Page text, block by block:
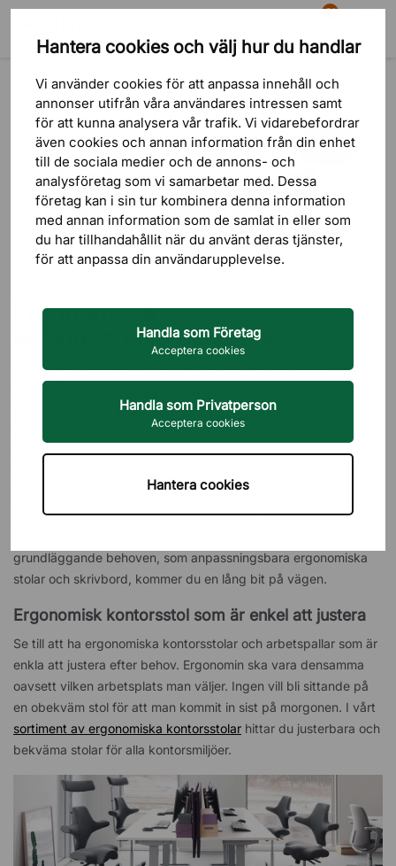
Hantera cookies och välj hur du handlar
Vi använder cookies för att anpassa innehåll och
annonser utifrån våra användares intressen samt
för att kunna analysera vår trafik. Vi vidarebefordrar
även cookies och annan information från din enhet
till de sociala medier och de annons- och
analysföretag som vi samarbetar med. Dessa
företag kan i sin tur kombinera denna information
med annan information som de samlat in eller som
du har tillhandahållit när du använt deras tjänster,
för att anpassa din användarupplevelse.
Handla som Företag
Acceptera cookies
Handla som Privatperson
Acceptera cookies
Hantera cookies
Sök
81
Varukorg Meny
Ergonomi på ett
aktivitetsbaserat kontor
Går du i tankar på att göra ditt kontor aktivitetsbaserat? Då är
kontor utan fasta arbetsplatser ställer höga krav på en
kontorsinredning som passar alla, oavsett var man sätter sig för
att arbeta i lokalen. Läs våra tips för hur du skapar en
aktivitetsbaserad arbetsplats nedan.
Det behöver inte vara svårt att säkerställa ergonomin på ett
grundläggande behoven, som anpassningsbara ergonomiska
stolar och skrivbord, kommer du en lång bit på vägen.
Ergonomisk kontorsstol som är enkel att justera
Se till att ha ergonomiska kontorsstolar och arbetspallar som är
enkla att justera efter behov. Ergonomin ska vara densamma
oavsett vilken arbetsplats man väljer. Ingen vill bli sittande på
en obekväm stol för att man kommit in sist på morgonen. I vårt
sortiment av ergonomiska kontorsstolar hittar du justerbara och
bekväma stolar för alla kontorsmiljöer.